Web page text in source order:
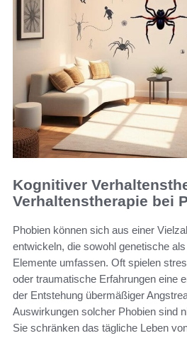
Kognitiver
Verhaltenstherapie bei
Phobien können sich aus einer
entwickeln, die sowohl genetische
Elemente umfassen. Oft spielen
oder traumatische Erfahrungen eine
der Entstehung übermäßiger
Auswirkungen solcher Phobien sind
Sie schränken das tägliche Leben